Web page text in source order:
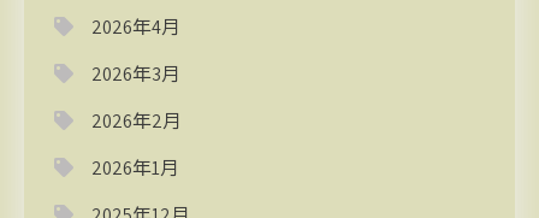
2026年4月
2026年3月
2026年2月
2026年1月